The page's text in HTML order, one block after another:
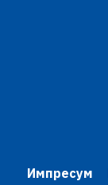
Импресум